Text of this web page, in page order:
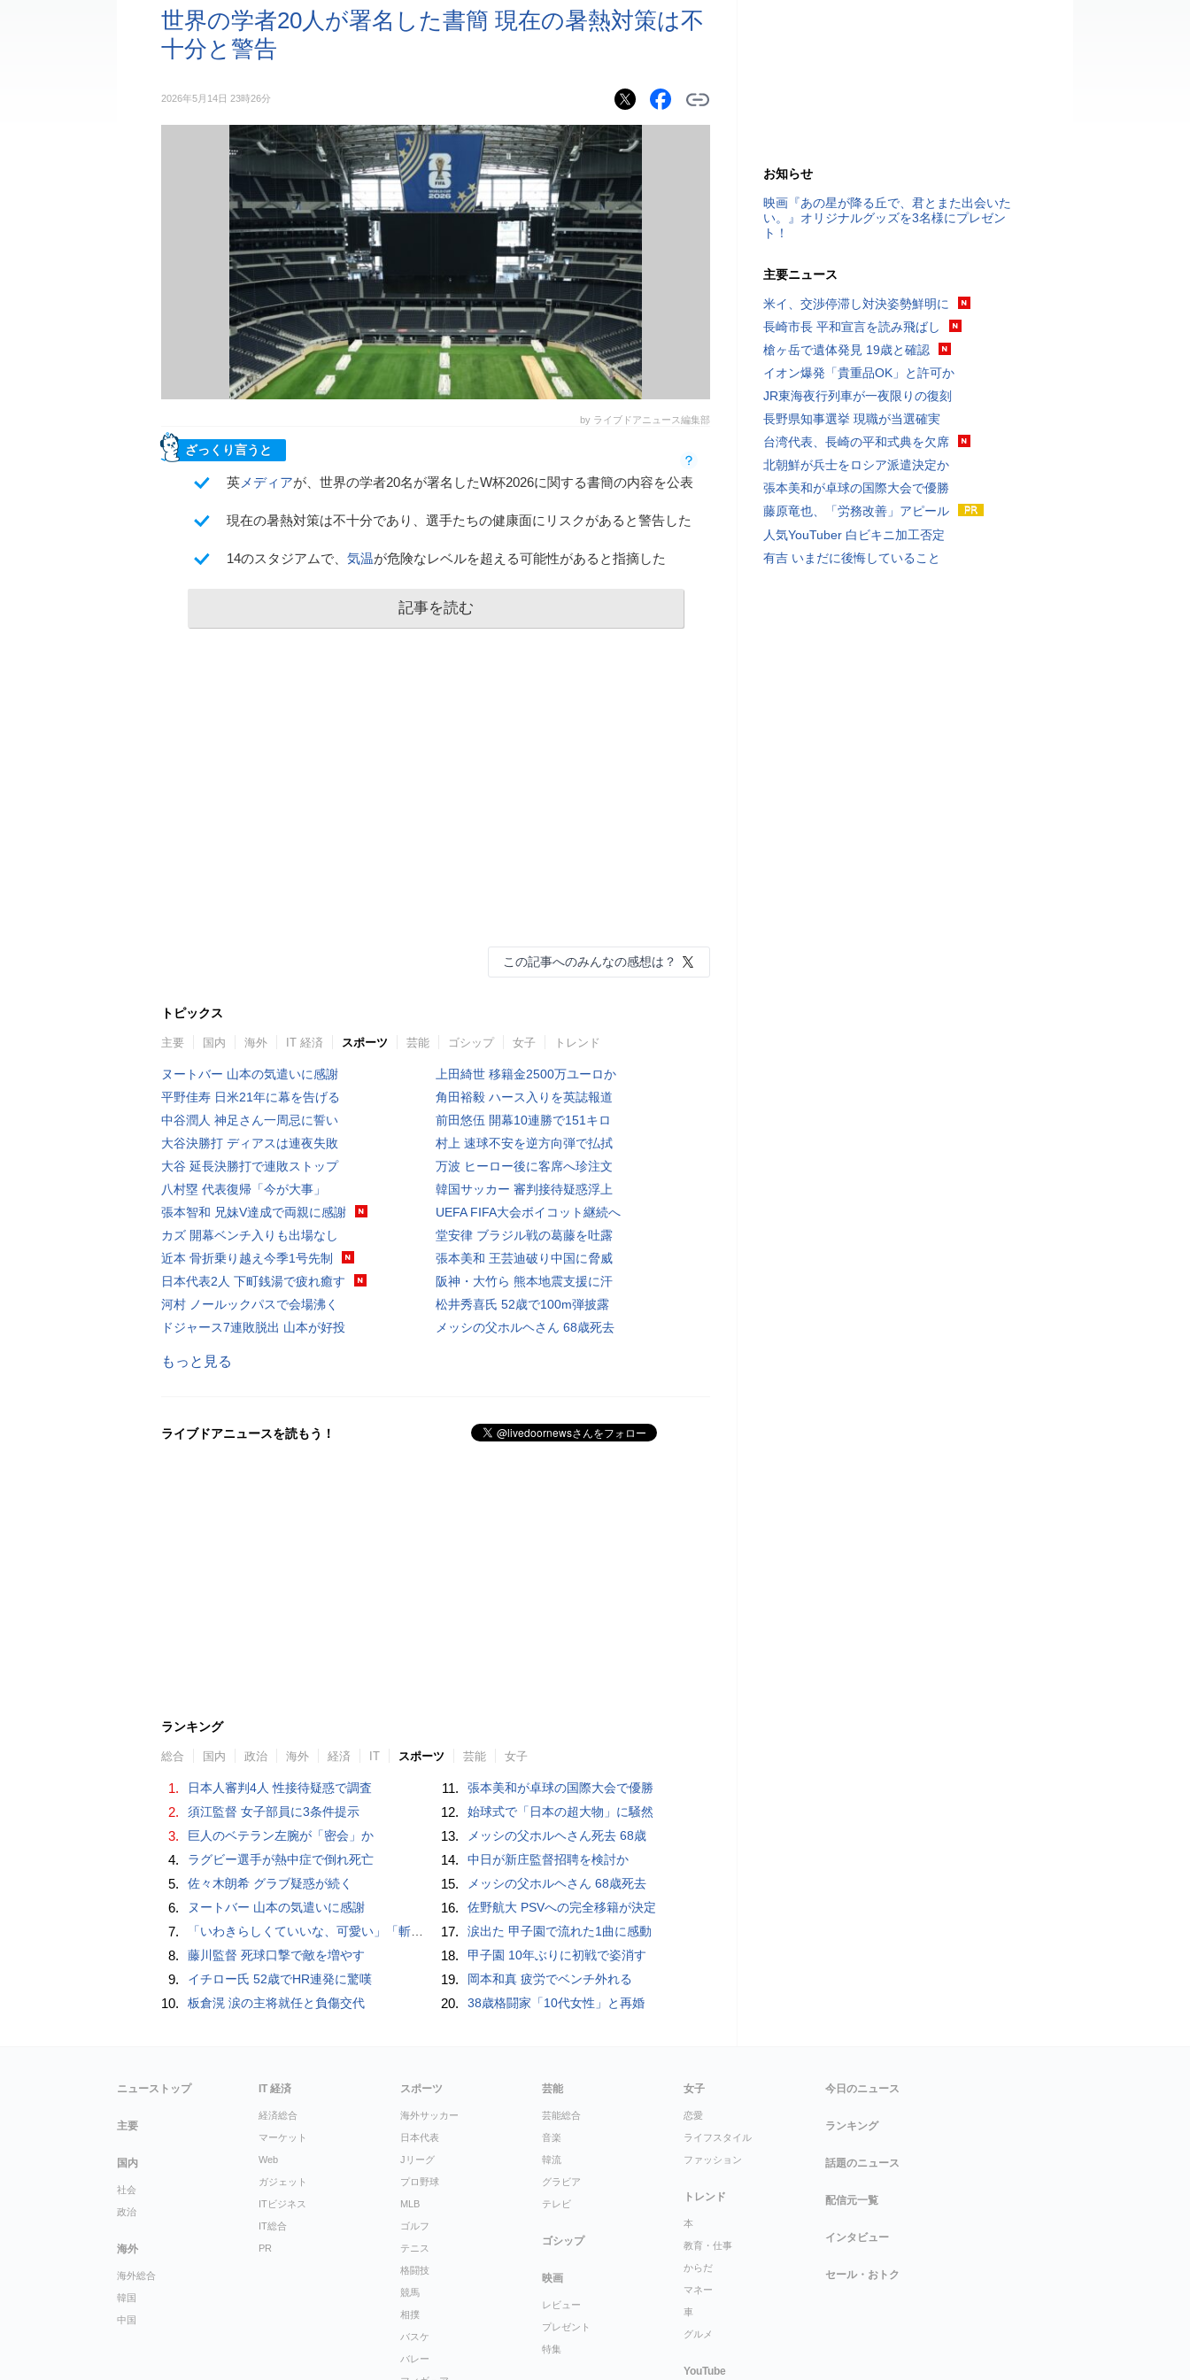
世界の学者20人が署名した書簡 現在の暑熱対策は不
十分と警告
2026年5月14日 23時26分
by ライブドアニュース編集部
ざっくり言うと
英 メディアが、世界の学者20名が署名したW杯2026に関する書簡の内容を公表
現在の暑熱対策は不十分であり、選手たちの健康面にリスクがあると警告した
14のスタジアムで、 気温が危険なレベルを超える可能性があると指摘した
記事を読む
この記事へのみんなの感想は？
トピックス
主要 国内 海外 IT 経済 スポーツ 芸能 ゴシップ 女子 トレンド
ヌートバー 山本の気遣いに感謝
平野佳寿 日米21年に幕を告げる
中谷潤人 神足さん一周忌に誓い
大谷決勝打 ディアスは連夜失敗
大谷 延長決勝打で連敗ストップ
八村塁 代表復帰「今が大事」
張本智和 兄妹V達成で両親に感謝
カズ 開幕ベンチ入りも出場なし
近本 骨折乗り越え今季1号先制
日本代表2人 下町銭湯で疲れ癒す
河村 ノールックパスで会場沸く
ドジャース7連敗脱出 山本が好投
上田綺世 移籍金2500万ユーロか
角田裕毅 ハース入りを英誌報道
前田悠伍 開幕10連勝で151キロ
村上 速球不安を逆方向弾で払拭
万波 ヒーロー後に客席へ珍注文
韓国サッカー 審判接待疑惑浮上
UEFA FIFA大会ボイコット継続へ
堂安律 ブラジル戦の葛藤を吐露
張本美和 王芸迪破り中国に脅威
阪神・大竹ら 熊本地震支援に汗
松井秀喜氏 52歳で100m弾披露
メッシの父ホルヘさん 68歳死去
もっと見る
ライブドアニュースを読もう！
ランキング
総合 国内 政治 海外 経済 IT スポーツ 芸能 女子
1. 日本人審判4人 性接待疑惑で調査
2. 須江監督 女子部員に3条件提示
3. 巨人のベテラン左腕が「密会」か
4. ラグビー選手が熱中症で倒れ死亡
5. 佐々木朗希 グラブ疑惑が続く
6. ヌートバー 山本の気遣いに感謝
7. 「いわきらしくていいな、可愛い」「斬新」初出場初勝利の東日本国際大昌平、アルプス彩ったフラダンス部の応援に反響 部員は感無量「夢を見ているよう」
8. 藤川監督 死球口撃で敵を増やす
9. イチロー氏 52歳でHR連発に驚嘆
10. 板倉滉 涙の主将就任と負傷交代
11. 張本美和が卓球の国際大会で優勝
12. 始球式で「日本の超大物」に騒然
13. メッシの父ホルヘさん死去 68歳
14. 中日が新庄監督招聘を検討か
15. メッシの父ホルヘさん 68歳死去
16. 佐野航大 PSVへの完全移籍が決定
17. 涙出た 甲子園で流れた1曲に感動
18. 甲子園 10年ぶりに初戦で姿消す
19. 岡本和真 疲労でベンチ外れる
20. 38歳格闘家「10代女性」と再婚
お知らせ
映画『あの星が降る丘で、君とまた出会いた
い。』オリジナルグッズを3名様にプレゼン
ト！
主要ニュース
米イ、交渉停滞し対決姿勢鮮明に
長崎市長 平和宣言を読み飛ばし
槍ヶ岳で遺体発見 19歳と確認
イオン爆発「貴重品OK」と許可か
JR東海夜行列車が一夜限りの復刻
長野県知事選挙 現職が当選確実
台湾代表、長崎の平和式典を欠席
北朝鮮が兵士をロシア派遣決定か
張本美和が卓球の国際大会で優勝
藤原竜也、「労務改善」アピール
人気YouTuber 白ビキニ加工否定
有吉 いまだに後悔していること
ニューストップ
主要
国内
社会
政治
海外
海外総合
韓国
中国
IT 経済
経済総合
マーケット
Web
ガジェット
ITビジネス
IT総合
PR
スポーツ
海外サッカー
日本代表
Jリーグ
プロ野球
MLB
ゴルフ
テニス
格闘技
競馬
相撲
バスケ
バレー
芸能
芸能総合
音楽
韓流
グラビア
テレビ
ゴシップ
映画
レビュー
プレゼント
特集
女子
恋愛
ライフスタイル
ファッション
トレンド
本
教育・仕事
からだ
マネー
車
グルメ
YouTube
今日のニュース
ランキング
話題のニュース
配信元一覧
インタビュー
セール・おトク